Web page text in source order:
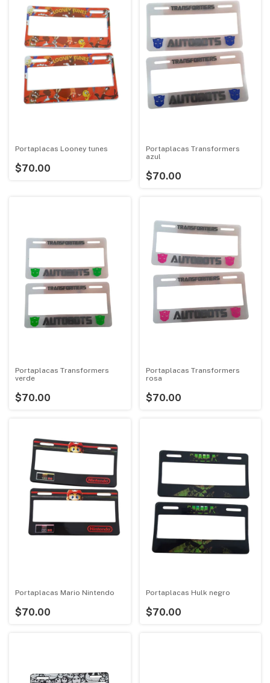
Portaplacas Looney tunes
$70.00
Portaplacas Transformers
azul
$70.00
Portaplacas Transformers
verde
$70.00
Portaplacas Transformers
rosa
$70.00
Portaplacas Mario Nintendo
$70.00
Portaplacas Hulk negro
$70.00